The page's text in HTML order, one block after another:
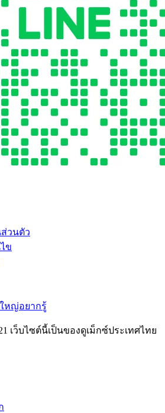
วนตัว
ข
หญ่อยากรู้
เว็บไซต์นี้เป็นของดูเม็กซ์ประเทศไทย